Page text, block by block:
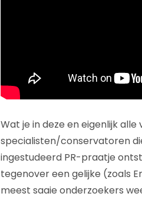
Wat je in deze en eigenlijk
specialisten/conservatoren
ingestudeerd PR-praatje
tegenover een gelijke (zoals
meest saaie onderzoekers